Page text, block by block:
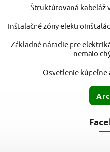
Štruktúrovaná kabeláž
Inštalačné zóny
Základné náradie pre
nemalo
Osvetlenie kúpeľne